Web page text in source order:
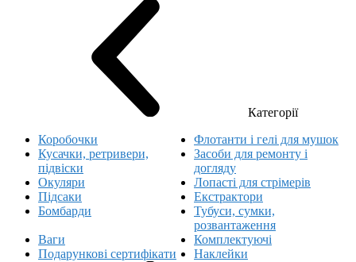
Категорії
Коробочки
Флотанти і гелі для мушок
Кусачки, ретривери,
підвіски
Засоби для ремонту і
догляду
Окуляри
Лопасті для стрімерів
Підсаки
Екстрактори
Бомбарди
Тубуси, сумки,
розвантаження
Ваги
Комплектуючі
Подарункові сертифікати
Наклейки